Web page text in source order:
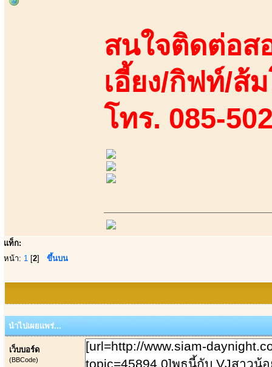
สนใจติดต่อส
เอี้ยง/กิฟท์/ส้
โทร. 085-
แท็ก:
หน้า: 1 [2] ขึ้นบน
นำไปเผยแพร่...
เว็บบอร์ด
(BBCode)